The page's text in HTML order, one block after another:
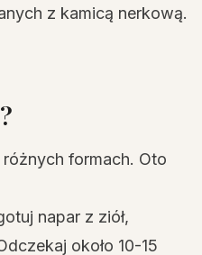
z kamicą nerkową.
formach. Oto
napar z ziół,
około 10-15